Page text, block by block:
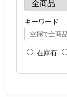
キーワード
在庫有